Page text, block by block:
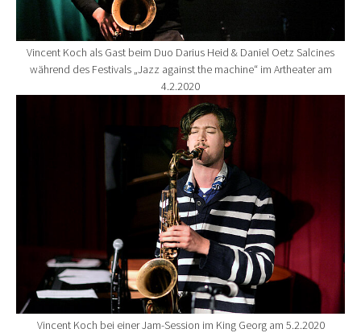
Vincent Koch als Gast beim Duo Darius Heid & Daniel Oetz Salcines
während des Festivals „Jazz against the machine“ im Artheater am
4.2.2020
Vincent Koch bei einer Jam-Session im King Georg am 5.2.2020